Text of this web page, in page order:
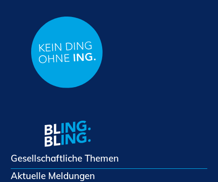
Gesellschaftliche Themen
Aktuelle Meldungen